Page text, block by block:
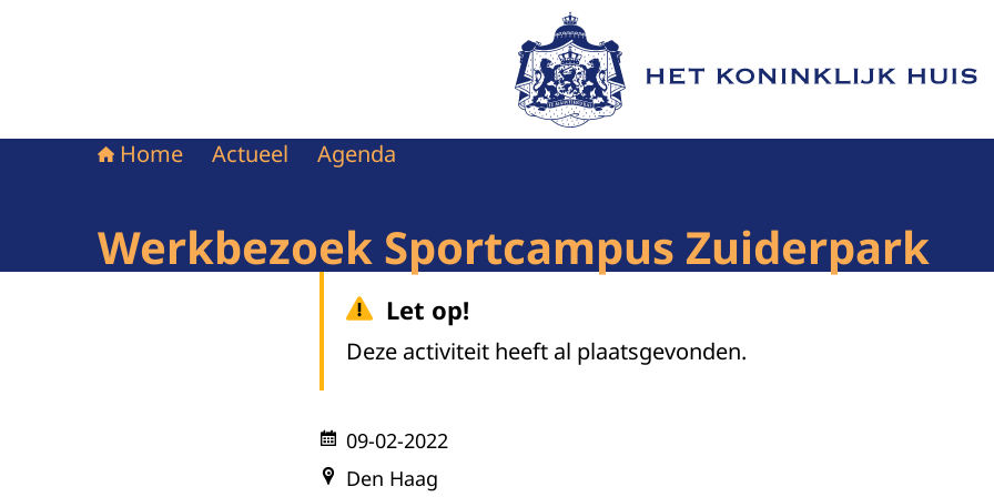
Naar de homepage van Het Koninklijk Huis
Home Actueel Agenda
Werkbezoek Sportcampus Zuiderpark
Let op!
Deze activiteit heeft al plaatsgevonden.
09-02-2022
Den Haag